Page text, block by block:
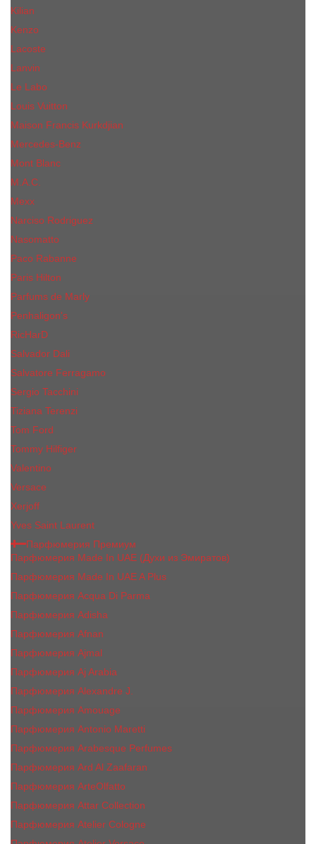
Kilian
Kenzo
Lacoste
Lanvin
Le Labo
Louis Vuitton
Maison Francis Kurkdjian
Mercedes-Benz
Mont Blanc
M.А.C.
Mexx
Narciso Rodriguez
Nasomatto
Paco Rabanne
Paris Hilton
Parfums de Marly
Penhaligon​'s
RicHarD
Salvador Dali
Salvatore Ferragamo
Sergio Tacchini
Tiziana Terenzi
Tom Ford
Tommy Hilfiger
Valentino
Versace
Xerjoff
Yves Saint Laurent
Парфюмерия Премиум
Парфюмерия Made In UAE (Духи из Эмиратов)
Парфюмерия Made In UAE A Plus
Парфюмерия Acqua Di Parma
Парфюмерия Adisha
Парфюмерия Afnan
Парфюмерия Ajmal
Парфюмерия Aj Arabia
Парфюмерия Alexandre J.
Парфюмерия Amouage
Парфюмерия Antonio Maretti
Парфюмерия Arabesque Perfumes
Парфюмерия Ard Al Zaafaran
Парфюмерия ArteOlfatto
Парфюмерия Attar Collection
Парфюмерия Atelier Cologne